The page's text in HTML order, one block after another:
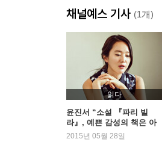
2
해변의 로망
각자의 공간
열정의 순간
사랑의 정체
동경 야경
이별, 그것은 철저한 현실
슬픔이여, 안녕
채널예스 기사 (1개)
읽다
윤진서 “소설 『파리 빌
라』, 예쁜 감성의 책은 아
니에요”
2015년 05월 28일